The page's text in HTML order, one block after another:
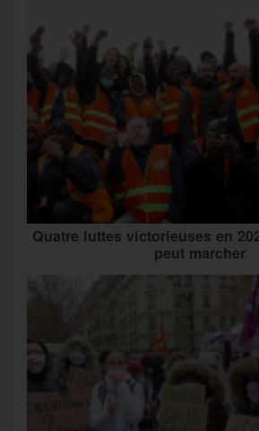
Quatre luttes victorieuses en
peut marcher